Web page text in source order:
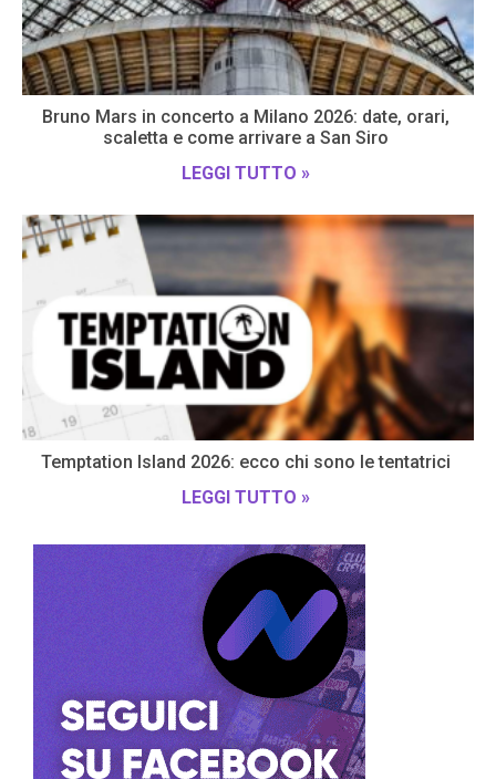
Bruno Mars in concerto a Milano 2026: date, orari,
scaletta e come arrivare a San Siro
LEGGI TUTTO »
Temptation Island 2026: ecco chi sono le tentatrici
LEGGI TUTTO »